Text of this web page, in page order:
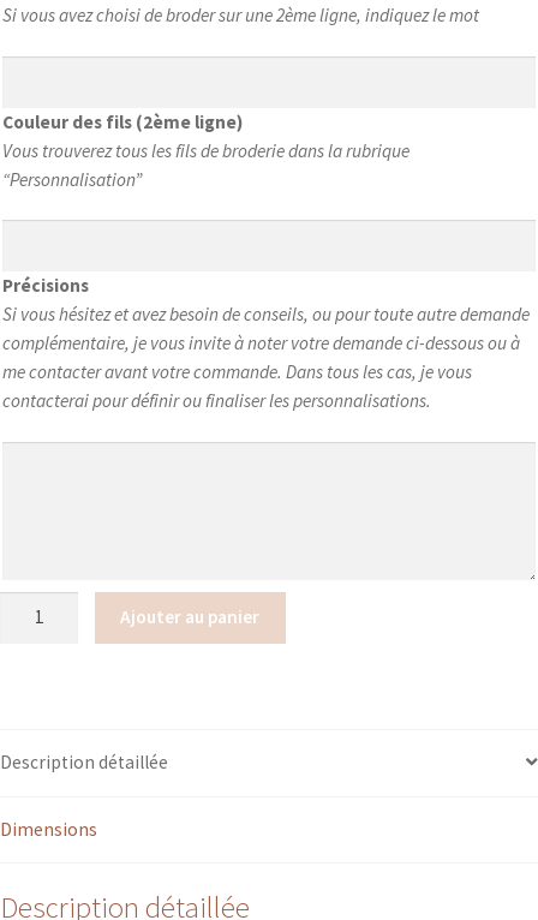
Si vous avez choisi de broder sur une 2ème ligne, indiquez le mot
Couleur des fils (2ème ligne)
Vous trouverez tous les fils de broderie dans la rubrique
“Personnalisation”
Précisions
Si vous hésitez et avez besoin de conseils, ou pour toute autre demande
complémentaire, je vous invite à noter votre demande ci-dessous ou à
me contacter avant votre commande. Dans tous les cas, je vous
contacterai pour définir ou finaliser les personnalisations.
quantité
épaisse
21
Ajouter au panier
Description détaillée
Dimensions
Description détaillée